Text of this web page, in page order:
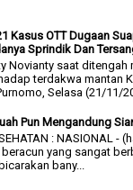
Kasus OTT Dugaan
Sprindik Dan
Novianty saat
terdakwa mantan
Selasa (21/11/
Pun Mengandung
: NASIONAL -
yang sangat
bany...